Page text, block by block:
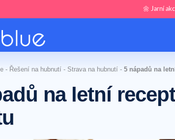
🌼 Jarní
- Řešení na hubnutí - Strava na hubnutí - 5 nápadů na
na letní